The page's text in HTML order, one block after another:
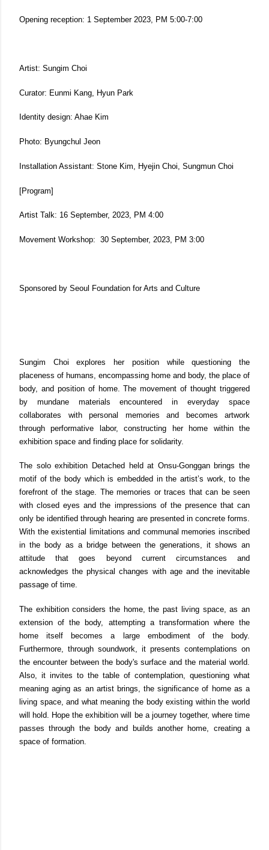
Opening reception: 1 September 2023, PM 5:00-7:00
Artist: Sungim Choi
Curator: Eunmi Kang, Hyun Park
Identity design: Ahae Kim
Photo: Byungchul Jeon
Installation Assistant: Stone Kim, Hyejin Choi, Sungmun Choi
[Program]
Artist Talk: 16 September, 2023, PM 4:00
Movement Workshop: 30 September, 2023, PM 3:00
Sponsored by Seoul Foundation for Arts and Culture
Sungim Choi explores her position while questioning the
placeness of humans, encompassing home and body, the place of
body, and position of home. The movement of thought triggered
by mundane materials encountered in everyday space
collaborates with personal memories and becomes artwork
through performative labor, constructing her home within the
exhibition space and finding place for solidarity.
The solo exhibition Detached held at Onsu-Gonggan brings the
motif of the body which is embedded in the artist’s work, to the
forefront of the stage. The memories or traces that can be seen
with closed eyes and the impressions of the presence that can
only be identified through hearing are presented in concrete forms.
With the existential limitations and communal memories inscribed
in the body as a bridge between the generations, it shows an
attitude that goes beyond current circumstances and
acknowledges the physical changes with age and the inevitable
passage of time.
The exhibition considers the home, the past living space, as an
extension of the body, attempting a transformation where the
home itself becomes a large embodiment of the body.
Furthermore, through soundwork, it presents contemplations on
the encounter between the body's surface and the material world.
Also, it invites to the table of contemplation, questioning what
meaning aging as an artist brings, the significance of home as a
living space, and what meaning the body existing within the world
will hold. Hope the exhibition will be a journey together, where time
passes through the body and builds another home, creating a
space of formation.